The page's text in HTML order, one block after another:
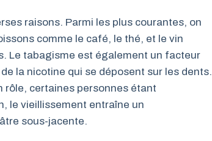
raisons. Parmi les plus courantes, on
comme le café, le thé, et le vin
Le tabagisme est également un facteur
la nicotine qui se déposent sur les dents.
rôle, certaines personnes étant
le vieillissement entraîne un
sous-jacente.